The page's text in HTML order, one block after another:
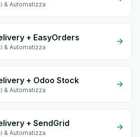
& Automatizza
+ EasyOrders
& Automatizza
+ Odoo Stock
& Automatizza
+ SendGrid
& Automatizza